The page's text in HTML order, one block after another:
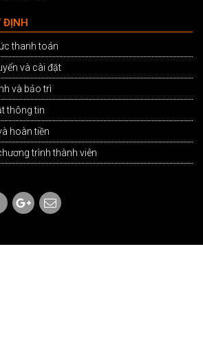
ĐỊNH
thanh toán
và cài đặt
và bảo trì
thông tin
hoàn tiền
trình thành viên